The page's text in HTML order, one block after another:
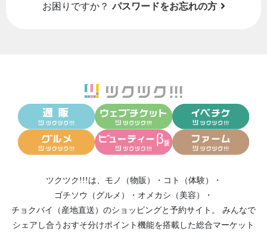
お困りですか？ パスワードをお忘れの方
ツクツク!!!は、 モノ（物販） ・ コト（体験）
・
ゴチソウ（グルメ）
・ オメカシ（美容）
・
チョクバイ（産地直送） のショッピングと予約サイト。
みんなで
シェアし合う おすそ分けポイント機能を搭載した総合マーケット